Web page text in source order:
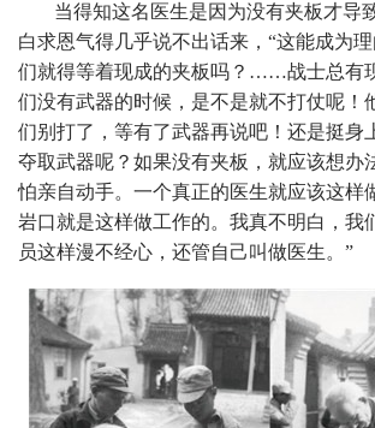
当得知这名医生是因为没有夹板才导
白求恩气得几乎说不出话来，“这能成为
们就得等着现成的夹板吗？……战士总有
们没有武器的时候，是不是就不打仗呢！
们别打了，等有了武器再说吧！还是挺身
夺取武器呢？如果没有夹板，就应该想办
怕亲自动手。一个真正的医生就应该这样
岩口就是这样做工作的。我真不明白，我
员这样漫不经心，还管自己叫做医生。”